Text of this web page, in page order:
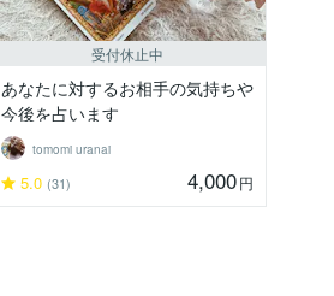
受付休止中
あなたに対するお相手の気持ちや
今後を占います
tomomi uranai
5.0 (31) 4,000円